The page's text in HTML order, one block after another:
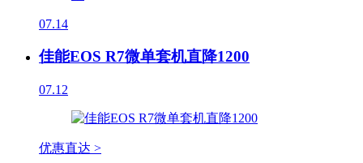
07.14
佳能EOS R7微单套机直降1200
07.12
优惠直达 >